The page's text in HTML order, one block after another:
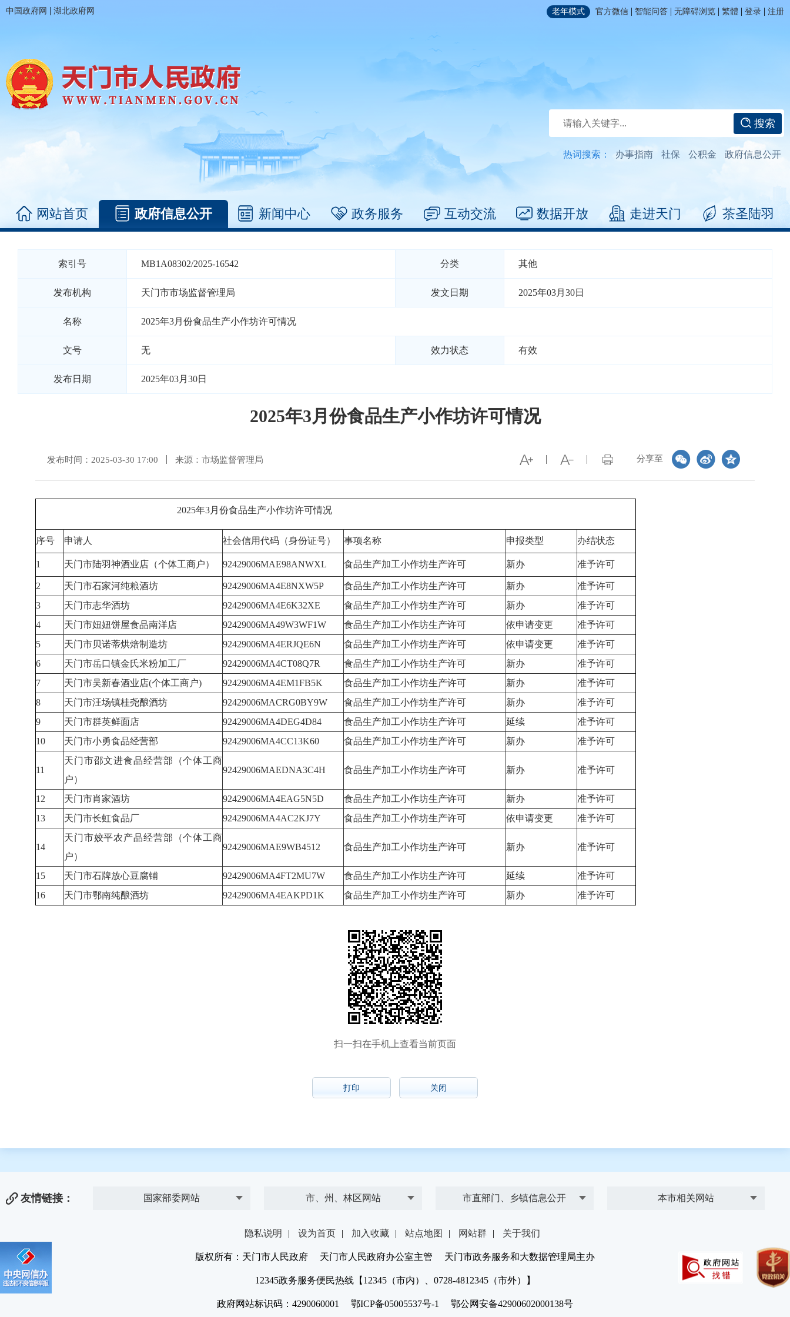
中国政府网 | 湖北政府网 老年模式 官方微信 | 智能问答 | 无障碍浏览 | 繁體 | 登录 | 注册
搜索
热词搜索： 办事指南 社保 公积金 政府信息公开
网站首页 政府信息公开 新闻中心 政务服务 互动交流 数据开放 走进天门 茶圣陆羽
索引号 MB1A08302/2025-16542 分类 其他
发布机构 天门市市场监督管理局 发文日期 2025年03月30日
名称 2025年3月份食品生产小作坊许可情况
文号 无 效力状态 有效
发布日期 2025年03月30日
2025年3月份食品生产小作坊许可情况
分享至
发布时间：2025-03-30 17:00 来源：市场监督管理局
2025年3月份食品生产小作坊许可情况
序号 申请人 社会信用代码（身份证号） 事项名称 申报类型 办结状态
1 天门市陆羽神酒业店（个体工商户） 92429006MAE98ANWXL 食品生产加工小作坊生产许可 新办 准予许可
2 天门市石家河纯粮酒坊 92429006MA4E8NXW5P 食品生产加工小作坊生产许可 新办
准予许可
3
天门市志华酒坊 92429006MA4E6K32XE 食品生产加工小作坊生产许可 新办
准予许可
4
天门市妞妞饼屋食品南洋店 92429006MA49W3WF1W 食品生产加工小作坊生产许可 依申请变更
准予许可
5
天门市贝诺蒂烘焙制造坊 92429006MA4ERJQE6N 食品生产加工小作坊生产许可 依申请变更
准予许可
6
天门市岳口镇金氏米粉加工厂 92429006MA4CT08Q7R 食品生产加工小作坊生产许可 新办
准予许可
7
天门市吴新春酒业店(个体工商户) 92429006MA4EM1FB5K 食品生产加工小作坊生产许可 新办
准予许可
8
天门市汪场镇桂尧酿酒坊 92429006MACRG0BY9W 食品生产加工小作坊生产许可 新办
准予许可
9
天门市群英鲜面店 92429006MA4DEG4D84 食品生产加工小作坊生产许可 延续
准予许可
10
天门市小勇食品经营部 92429006MA4CC13K60 食品生产加工小作坊生产许可 新办 准予许可
11
天门市邵文进食品经营部（个体工商
户）
92429006MAEDNA3C4H 食品生产加工小作坊生产许可 新办 准予许可
12 天门市肖家酒坊 92429006MA4EAG5N5D 食品生产加工小作坊生产许可 新办
准予许可
13
天门市长虹食品厂 92429006MA4AC2KJ7Y 食品生产加工小作坊生产许可 依申请变更 准予许可
14
天门市姣平农产品经营部（个体工商
户）
92429006MAE9WB4512 食品生产加工小作坊生产许可 新办 准予许可
15 天门市石牌放心豆腐铺 92429006MA4FT2MU7W 食品生产加工小作坊生产许可 延续
准予许可
16
天门市鄂南纯酿酒坊 92429006MA4EAKPD1K 食品生产加工小作坊生产许可 新办 准予许可
扫一扫在手机上查看当前页面
打印 关闭
友情链接： 国家部委网站 市、州、林区网站 市直部门、乡镇信息公开 本市相关网站
隐私说明 | 设为首页 | 加入收藏 | 站点地图 | 网站群 | 关于我们
版权所有：天门市人民政府 天门市人民政府办公室主管 天门市政务服务和大数据管理局主办
12345政务服务便民热线【12345（市内）、0728-4812345（市外）】
政府网站标识码：4290060001 鄂ICP备05005537号-1 鄂公网安备42900602000138号